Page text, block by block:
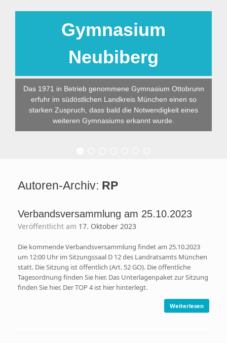
Gymnasium
Neubiberg
Das 1971 in Betrieb genommene Gymnasium Ottobrunn
erfuhr im südöstlichen Landkreis München einen so
starken Zuspruch, dass bald die Notwendigkeit eines
weiteren Gymnasiums erkannt wurde.
Autoren-Archiv: RP
Verbandsversammlung am 25.10.2023
Veröffentlicht am 17. Oktober 2023
Die kommende Verbandsversammlung findet am 25.10.2023
um 12:00 Uhr im Sitzungssaal D 12 des Landratsamts München
statt. Die Sitzung ist öffentlich (Art. 52 GO). Die öffentliche
Tagesordnung finden Sie hier. Das Unterlagenpaket zur Sitzung
finden Sie hier. Der TOP 4 ist hier hinterlegt.
Weiterlesen